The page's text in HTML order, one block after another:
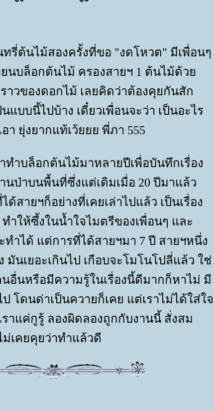
ทรี่ต้นไม้สองครั้งที่ขอ "งดโหวต" มีเพื่อนๆ
นบล็อกต้นไม้ ครองสายฯ 1 ต้นไม้ด้ว
าวของดอกไม้ เลยคิดว่าต้องคุยกันสัก
แบบนี้ไปบ้าง เดี๋ยวเพื่อนจะว่า เป็นอะไร
อา ยุ่งยากแท้เว้ยยย พี่ภา 555
ำบล็อกต้นไม้มาหลายปีเพื่อบันทึกเรื่อง
นป่าบนพื้นที่ซึ่งแต่เดิมเมื่อ 20 ปีมาแล้ว
สายฯก็อย่างที่เคยเล่าไปแล้ว เป็นเรื่อง
ำให้ซึ้งในน้ำใจไมตรีของเพื่อนๆ และ
ำได้ แต่การที่ได้สายฯมา 7 ปี สายฯหนึ่ง
มันเยอะเกินไป เกือบจะโมโนโปลี่แล้ว ใช่
อื่นหรือมีความรู้ในเรื่องนี้ดีมากก็หาไม่ มี
โดนด่าเป็นควายก็เคย แต่เราไม่ได้ใส่ใจ
ราแค่กูรู้ ลองผิดลองถูกกับงานนี้ สั่งสม
เคยคุยว่าทำแล้วดี